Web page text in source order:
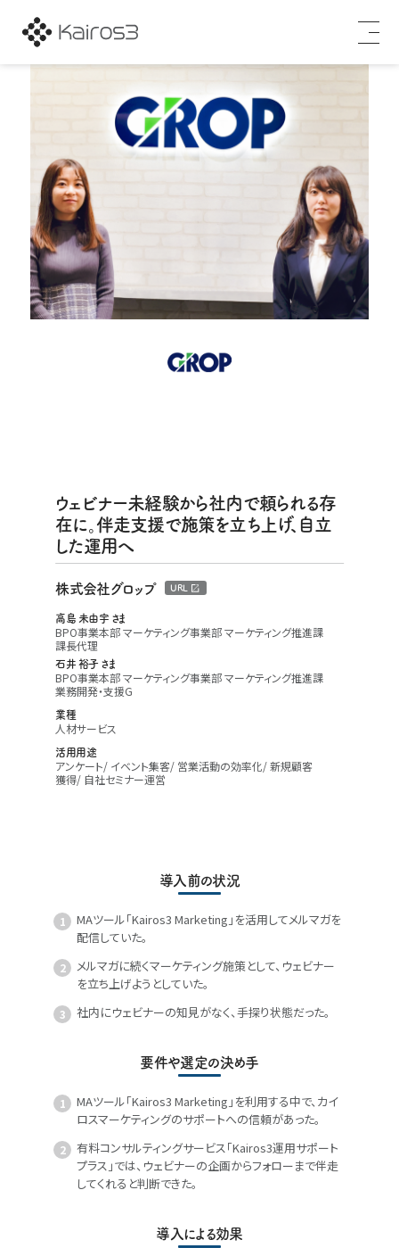
ウェビナー未経験から社内で頼られる存
在に。伴走支援で施策を立ち上げ、自立
した運用へ
株式会社グロップ URL
高島 未由宇 さま
BPO事業本部 マーケティング事業部 マーケティング推進課
課長代理
石井 裕子 さま
BPO事業本部 マーケティング事業部 マーケティング推進課
業務開発・支援G
業種
人材サービス
活用用途
アンケート イベント集客 営業活動の効率化 新規顧客
獲得 自社セミナー運営
導入前の状況
MAツール「Kairos3 Marketing」を活用してメルマガを
配信していた。
メルマガに続くマーケティング施策として、ウェビナー
を立ち上げようとしていた。
社内にウェビナーの知見がなく、手探り状態だった。
要件や選定の決め手
MAツール「Kairos3 Marketing」を利用する中で、カイ
ロスマーケティングのサポートへの信頼があった。
有料コンサルティングサービス「Kairos3運用サポート
プラス」では、ウェビナーの企画からフォローまで伴走
してくれると判断できた。
導入による効果